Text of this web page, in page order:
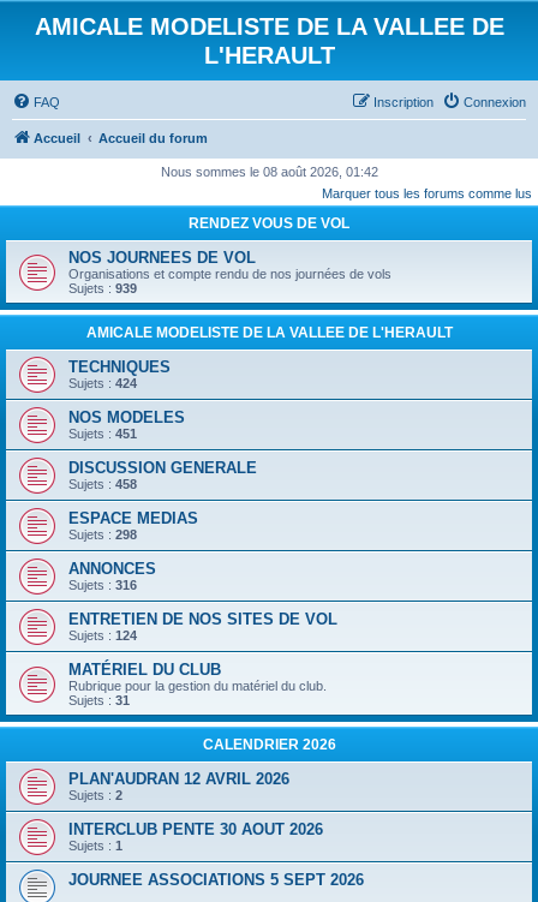
AMICALE MODELISTE DE LA VALLEE DE
L'HERAULT
FAQ Connexion
Inscription
Accueil Accueil du forum
Nous sommes le 08 août 2026, 01:42
Marquer tous les forums comme lus
RENDEZ VOUS DE VOL
NOS JOURNEES DE VOL
Organisations et compte rendu de nos journées de vols
Sujets : 939
AMICALE MODELISTE DE LA VALLEE DE L'HERAULT
TECHNIQUES
Sujets : 424
NOS MODELES
Sujets : 451
DISCUSSION GENERALE
Sujets : 458
ESPACE MEDIAS
Sujets : 298
ANNONCES
Sujets : 316
ENTRETIEN DE NOS SITES DE VOL
Sujets : 124
MATÉRIEL DU CLUB
Rubrique pour la gestion du matériel du club.
Sujets : 31
CALENDRIER 2026
PLAN'AUDRAN 12 AVRIL 2026
Sujets : 2
INTERCLUB PENTE 30 AOUT 2026
Sujets : 1
JOURNEE ASSOCIATIONS 5 SEPT 2026